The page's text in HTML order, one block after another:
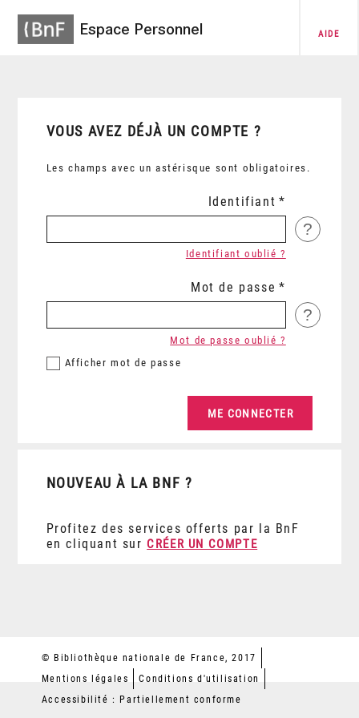
Espace Personnel AIDE
VOUS AVEZ DÉJÀ UN COMPTE ?
Les champs avec un astérisque sont obligatoires.
Identifiant
?
Identifiant oublié ?
Mot de passe
?
Afficher mot de passe
Mot de passe oublié ?
NOUVEAU À LA BNF ?
Profitez des services offerts par la BnF
en cliquant sur CRÉER UN COMPTE
© Bibliothèque nationale de France, 2017
Mentions légales
Conditions d'utilisation
Accessibilité : Partiellement conforme